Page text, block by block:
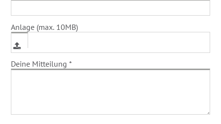
Anlage (max. 10MB)
Deine Mitteilung *